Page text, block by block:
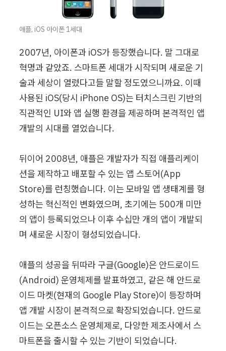
애플, iOS 아이폰 1세대
2007년, 아이폰과 iOS가 등장했습니다. 말 그대로
혁명과 같았죠. 스마트폰 세대가 시작되며 새로운 기
술과 세상이 열렸다고들 말할 정도였으니까요. 이때
사용된 iOS(당시 iPhone OS)는 터치스크린 기반의
직관적인 UI와 앱 실행 환경을 제공하며 본격적인 앱
개발의 시대를 열었습니다.
뒤이어 2008년, 애플은 개발자가 직접 애플리케이
션을 제작하고 배포할 수 있는 앱 스토어(App
Store)를 런칭했습니다. 이는 모바일 앱 생태계를 형
성하는 혁신적인 변화였으며, 초기에는 500개 미만
의 앱이 등록되었으나 이후 수십만 개의 앱이 개발되
며 새로운 시장이 형성되었습니다.
애플의 성공을 뒤따라 구글(Google)은 안드로이드
(Android) 운영체제를 발표하였고, 같은 해 안드로
이드 마켓(현재의 Google Play Store)이 등장하며
앱 개발 시장이 본격적으로 확장되었습니다. 안드로
이드는 오픈소스 운영체제로, 다양한 제조사에서 스
마트폰을 출시할 수 있는 기반이 되었습니다.